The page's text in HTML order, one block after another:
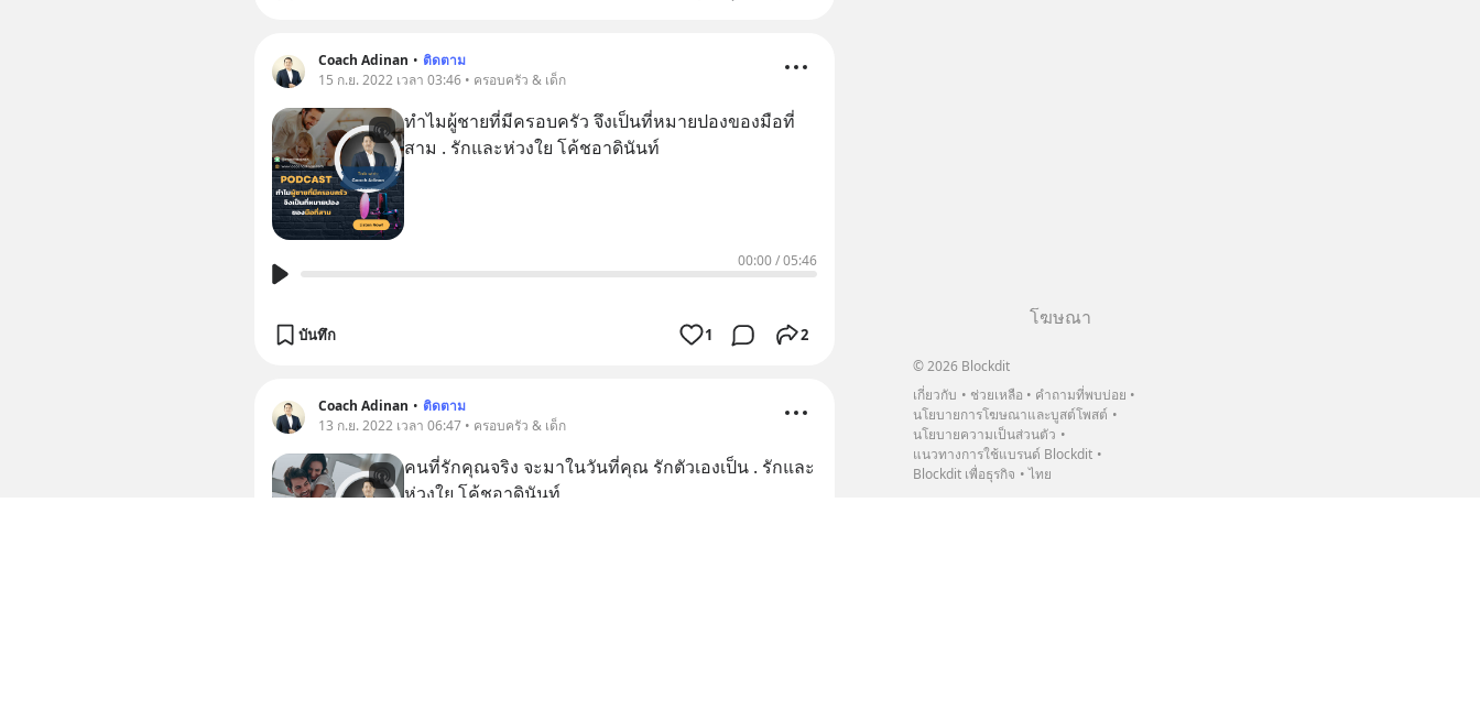
Coach Adinan • ติดตาม
15 ก.ย. 2022 เวลา 03:46 • ครอบครัว & เด็ก
ทำไมผู้ชายที่มีครอบครัว จึงเป็นที่หมายปองของมือที่
สาม . รักและห่วงใย โค้ชอาดินันท์
00:00/05:46
บันทึก 1 2
Coach Adinan • ติดตาม
13 ก.ย. 2022 เวลา 06:47 • ครอบครัว & เด็ก
คนที่รักคุณจริง จะมาในวันที่คุณ รักตัวเองเป็น . รักและ
ห่วงใย โค้ชอาดินันท์
โฆษณา
© 2026 Blockdit
เกี่ยวกับ
ช่วยเหลือ
คำถามที่พบบ่อย
นโยบายการโฆษณาและบูสต์โพสต์
นโยบายความเป็นส่วนตัว
แนวทางการใช้แบรนด์ Blockdit
Blockdit เพื่อธุรกิจ
ไทย